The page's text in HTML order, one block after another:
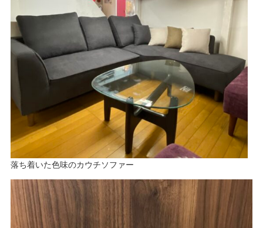
落ち着いた色味のカウチソファー